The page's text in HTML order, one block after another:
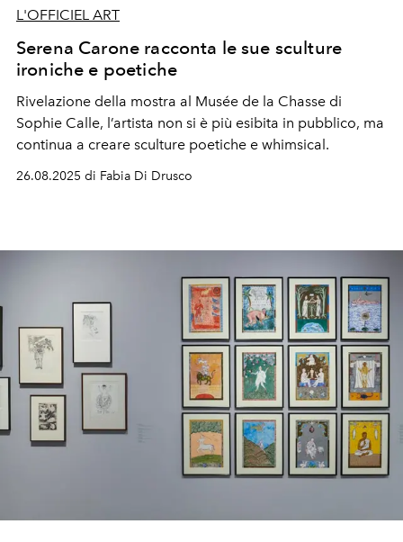
L'OFFICIEL ART
Serena Carone racconta le sue sculture
ironiche e poetiche
Rivelazione della mostra al Musée de la Chasse di
Sophie Calle, l’artista non si è più esibita in pubblico, ma
continua a creare sculture poetiche e whimsical.
26.08.2025 di Fabia Di Drusco